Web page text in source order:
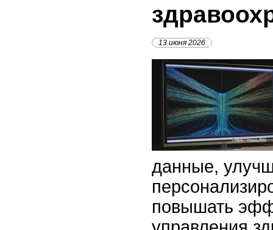
13 июня 2026
данные,
повышать